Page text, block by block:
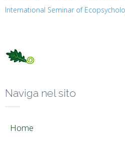
International Seminar of
Naviga nel sito
Home